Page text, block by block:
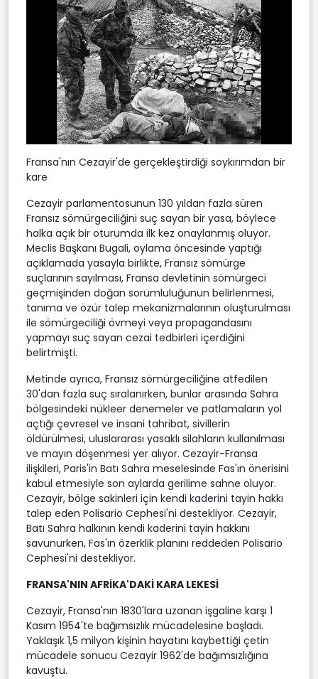
Fransa'nın Cezayir'de gerçekleştirdiği soykırımdan bir
kare
Cezayir parlamentosunun 130 yıldan fazla süren
Fransız sömürgeciliğini suç sayan bir yasa, böylece
halka açık bir oturumda ilk kez onaylanmış oluyor.
Meclis Başkanı Bugali, oylama öncesinde yaptığı
açıklamada yasayla birlikte, Fransız sömürge
suçlarının sayılması, Fransa devletinin sömürgeci
geçmişinden doğan sorumluluğunun belirlenmesi,
tanıma ve özür talep mekanizmalarının oluşturulması
ile sömürgeciliği övmeyi veya propagandasını
yapmayı suç sayan cezai tedbirleri içerdiğini
belirtmişti.
Metinde ayrıca, Fransız sömürgeciliğine atfedilen
30'dan fazla suç sıralanırken, bunlar arasında Sahra
bölgesindeki nükleer denemeler ve patlamaların yol
açtığı çevresel ve insani tahribat, sivillerin
öldürülmesi, uluslararası yasaklı silahların kullanılması
ve mayın döşenmesi yer alıyor. Cezayir-Fransa
ilişkileri, Paris'in Batı Sahra meselesinde Fas'ın önerisini
kabul etmesiyle son aylarda gerilime sahne oluyor.
Cezayir, bölge sakinleri için kendi kaderini tayin hakkı
talep eden Polisario Cephesi'ni destekliyor. Cezayir,
Batı Sahra halkının kendi kaderini tayin hakkını
savunurken, Fas'ın özerklik planını reddeden Polisario
Cephesi'ni destekliyor.
FRANSA'NIN AFRİKA'DAKİ KARA LEKESİ
Cezayir, Fransa'nın 1830'lara uzanan işgaline karşı 1
Kasım 1954'te bağımsızlık mücadelesine başladı.
Yaklaşık 1,5 milyon kişinin hayatını kaybettiği çetin
mücadele sonucu Cezayir 1962'de bağımsızlığına
kavuştu.